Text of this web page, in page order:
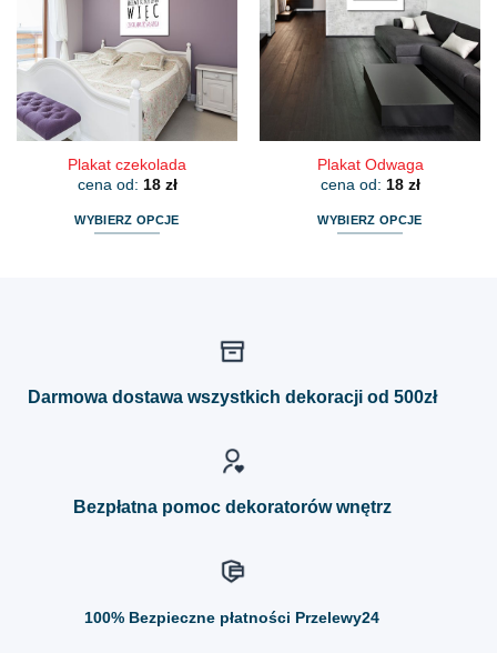
Opcje
można
wybrać
na
stronie
produktu
Opcje
można
wybrać
na
stronie
Plakat czekolada
cena od: 18 zł
WYBIERZ OPCJE
Plakat Odwaga
cena od: 18 zł
WYBIERZ OPCJE
Darmowa dostawa wszystkich dekoracji od 500zł
Bezpłatna pomoc dekoratorów wnętrz
100% Bezpieczne płatności Przelewy24